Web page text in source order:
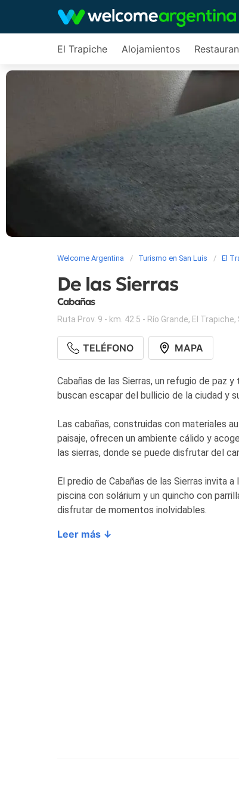
El Trapiche Alojamientos
Welcome Argentina Turismo en San Luis El
De las Sierras
Cabañas
Ruta Prov. 9 - km. 42.5 - Río Grande, El Trapiche,
TELÉFONO MAPA
Cabañas de las Sierras, un refugio de paz
buscan escapar del bullicio de la ciudad y
Las cabañas, construidas con materiales
paisaje, ofrecen un ambiente cálido y
las sierras, donde se puede disfrutar del
El predio de Cabañas de las Sierras invita
piscina con solárium y un quincho con
disfrutar de momentos inolvidables.
Leer más ↓